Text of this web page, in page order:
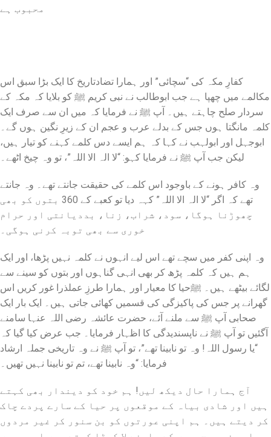
محبوب ہے
کفارِ مکہ کی “سچائی” اور ہمارا تضاد​تاریخ کا ایک بڑا سبق اس
مکالمے میں چھپا ہے جب ابوطالب نے نبی کریم ﷺ کو بلایا کہ مکہ کے
سردار صلح چاہتے ہیں۔ آپ ﷺ نے فرمایا کہ میں ان سے صرف ایک
کلمہ مانگتا ہوں جس کے بدلے عرب و عجم ان کے زیرِ نگین ہوں گے۔
ابوجہل اور ابولہب نے کہا کہ ہم ایسے دس کلمے کہنے کو تیار ہیں،
لیکن جب آپ ﷺ نے فرمایا کہو: “لا الہ الا اللہ”، تو وہ چیخ اٹھے۔
​وہ کافر ہونے کے باوجود اس کلمے کی حقیقت جانتے تھے۔ وہ جانتے
تھے کہ اگر “لا الہ الا اللہ” کہہ دیا تو کعبے کے 360 بتوں کو بھی
چھوڑنا ہوگا، سود، شراب، زنا، بددیانتی اور حرام
خوری سے بھی توبہ کرنی ہوگی۔
وہ اپنی کفر میں سچے تھے اس لیے انہوں نے کلمہ نہیں پڑھا، اور ایک
ہم ہیں کہ کلمہ پڑھ کر بھی انہی گناہوں اور بتوں کو سینے سے
لگائے بیٹھے ہیں۔ ﷺ​حیا کا معیار اور ہمارا طرزِ عمل​ذرا غور کریں اس
گھرانے پر جس کی پاکیزگی کی قسمیں کھائی جاتی ہیں۔ ایک بار ایک
صحابی آپ ﷺ سے ملنے آئے، حضرت عائشہ رضی اللہ عنہا سامنے
آگئیں تو آپ ﷺ نے ناپسندیدگی کا اظہار فرمایا۔ جب عرض کیا گیا کہ
“یا رسول اللہ! وہ تو نابینا تھے”، تو آپ ﷺ نے وہ تاریخی جملہ ارشاد
فرمایا: “وہ نابینا تھے، تم تو نابینا نہیں تھیں۔
​آج ہمارا حال دیکھ لیں! ہم خود کو دیندار بھی کہتے
ہیں اور شادی بیاہ کے موقعوں پر حیا کے سارے پردے چاک
کر دیتے ہیں۔ ہم اپنی عورتوں کو بن سنور کر غیر مردوں